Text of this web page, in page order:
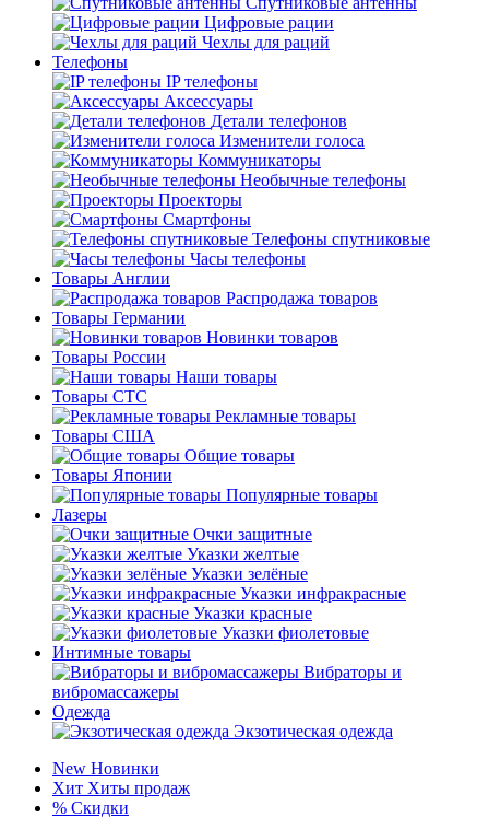
Цифровые рации
Чехлы для раций
Телефоны
IP телефоны
Аксессуары
Детали телефонов
Изменители голоса
Коммуникаторы
Необычные телефоны
Проекторы
Смартфоны
Телефоны спутниковые
Часы телефоны
Товары Англии
Распродажа товаров
Товары Германии
Новинки товаров
Товары России
Наши товары
Товары СТС
Рекламные товары
Товары США
Общие товары
Товары Японии
Популярные товары
Лазеры
Очки защитные
Указки желтые
Указки зелёные
Указки инфракрасные
Указки красные
Указки фиолетовые
Интимные товары
Вибраторы и
вибромассажеры
Одежда
Экзотическая одежда
New Новинки
Хит Хиты продаж
% Скидки